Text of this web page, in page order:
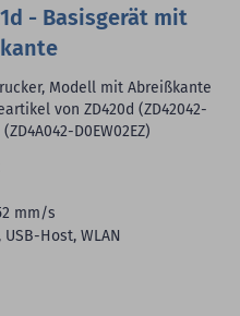
- Basisgerät mit
Modell mit Abreißkante
von ZD420d (ZD42042-
D0EW02EZ)
mm/s
Host, WLAN